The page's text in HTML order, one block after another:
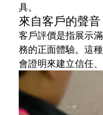
具。
來自客戶的聲音
客戶評價是指展示
務的正面體驗。這
會證明來建立信任